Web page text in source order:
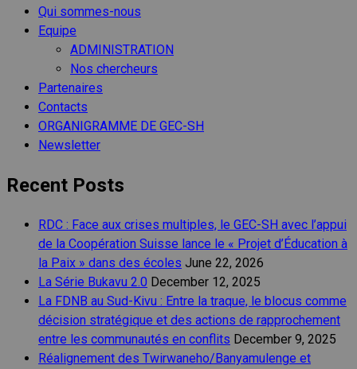
Qui sommes-nous
Equipe
ADMINISTRATION
Nos chercheurs
Partenaires
Contacts
ORGANIGRAMME DE GEC-SH
Newsletter
Recent Posts
RDC : Face aux crises multiples, le GEC-SH avec l’appui
de la Coopération Suisse lance le « Projet d’Éducation à
la Paix » dans des écoles June 22, 2026
La Série Bukavu 2.0 December 12, 2025
La FDNB au Sud-Kivu : Entre la traque, le blocus comme
décision stratégique et des actions de rapprochement
entre les communautés en conflits December 9, 2025
Réalignement des Twirwaneho/Banyamulenge et